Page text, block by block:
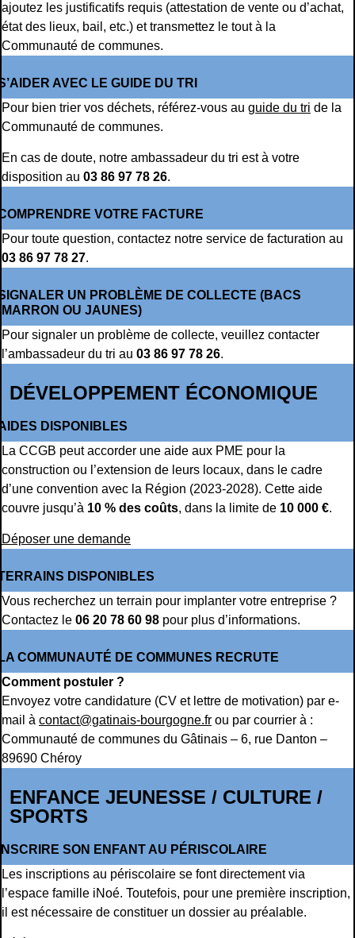
ajoutez les justificatifs requis (attestation de vente ou d’achat,
état des lieux, bail, etc.) et transmettez le tout à la
Communauté de communes.
AVEC LE GUIDE DU TRI
Pour bien trier vos déchets, référez-vous au guide du tri de la
Communauté de communes.
En cas de doute, notre ambassadeur du tri est à votre
disposition au 03 86 97 78 26.
VOTRE FACTURE
Pour toute question, contactez notre service de facturation au
03 86 97 78 27.
UN PROBLÈME DE COLLECTE (BACS
MARRON OU JAUNES)
Pour signaler un problème de collecte, veuillez contacter
l’ambassadeur du tri au 03 86 97 78 26.
DÉVELOPPEMENT ÉCONOMIQUE
DISPONIBLES
La CCGB peut accorder une aide aux PME pour la
construction ou l’extension de leurs locaux, dans le cadre
d’une convention avec la Région (2023-2028). Cette aide
couvre jusqu’à 10 % des coûts, dans la limite de 10 000 €.
Déposer une demande
DISPONIBLES
Vous recherchez un terrain pour implanter votre entreprise ?
Contactez le 06 20 78 60 98 pour plus d’informations.
COMMUNAUTÉ DE COMMUNES RECRUTE
Comment postuler ?
Envoyez votre candidature (CV et lettre de motivation) par e-
mail à contact@gatinais-bourgogne.fr ou par courrier à :
Communauté de communes du Gâtinais – 6, rue Danton –
89690 Chéroy
ENFANCE JEUNESSE / CULTURE /
SPORTS
SON ENFANT AU PÉRISCOLAIRE
Les inscriptions au périscolaire se font directement via
l’espace famille iNoé. Toutefois, pour une première inscription,
il est nécessaire de constituer un dossier au préalable.